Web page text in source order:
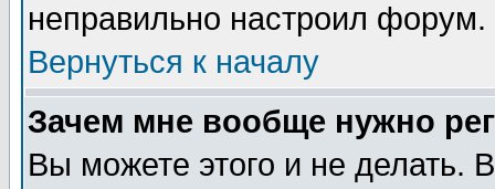
неправильно настроил форум.
Вернуться к началу
Зачем мне вообще нужно
Вы можете этого и не делать.